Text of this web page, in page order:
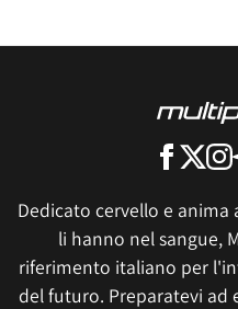
Dedicato cervello e
li hanno nel sangue,
riferimento italiano per
del futuro. Preparatevi ad